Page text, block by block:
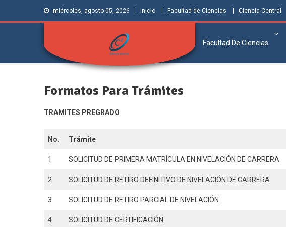
miércoles, agosto 05, 2026 Inicio Facultad de Ciencias Ciencia Central
Facultad de
Ciencias | Ciencia
Central
Grupo de Investigación Ciencia Central
Facultad De Ciencias
Formatos Para Trámites
TRAMITES PREGRADO
No. Trámite
1 SOLICITUD DE PRIMERA MATRÍCULA EN NIVELACIÓN DE CARRERA
2 SOLICITUD DE RETIRO DEFINITIVO DE NIVELACIÓN DE CARRERA
3 SOLICITUD DE RETIRO PARCIAL DE NIVELACIÓN
4 SOLICITUD DE CERTIFICACIÓN